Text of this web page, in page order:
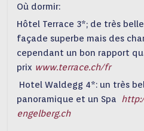
Où dormir:
Hôtel Terrace 3*; de très
façade superbe mais des
cependant un bon rapport
prix www.terrace.ch/fr
Hotel Waldegg 4*: un très
panoramique et un Spa
engelberg.ch